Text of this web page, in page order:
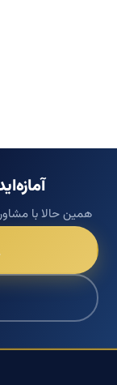
همین حالا با